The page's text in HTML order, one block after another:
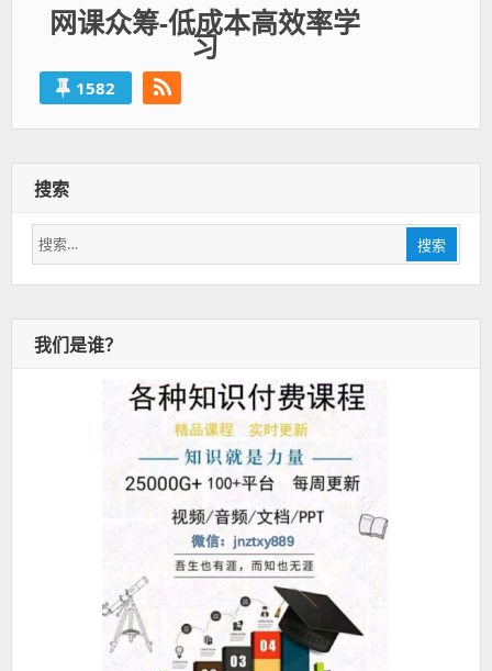
网课众筹-低成本高效率学
习
1582
搜索
搜
索：
搜索
我们是谁？